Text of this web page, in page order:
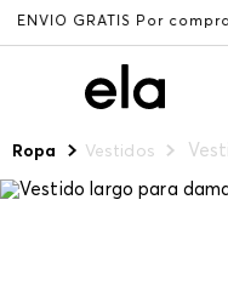
Por compras
Ropa Vestidos